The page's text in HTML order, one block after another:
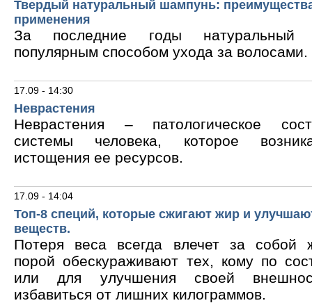
Твердый натуральный шампунь:
применения
За последние годы натуральный
популярным способом ухода за волосами.
17.09 - 14:30
Неврастения
Неврастения – патологическое
системы человека, которое
истощения ее ресурсов.
17.09 - 14:04
Топ-8 специй, которые сжигают жир и
веществ.
Потеря веса всегда влечет за собой
порой обескураживают тех, кому по
или для улучшения своей
избавиться от лишних килограммов.